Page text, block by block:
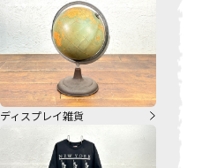
ディスプレイ雑貨